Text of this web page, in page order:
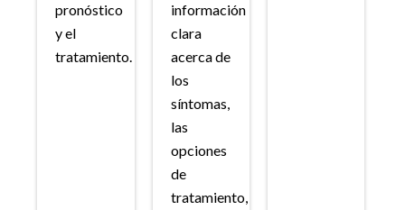
pronóstico
y el
tratamiento.
información
clara
acerca de
los
síntomas,
las
opciones
de
tratamiento,